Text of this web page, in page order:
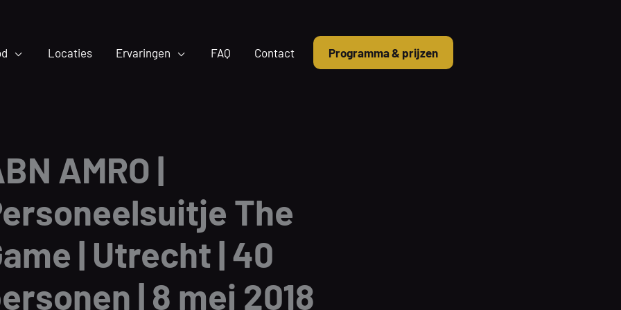
Locaties Ervaringen FAQ Contact Programma & prijzen
AMRO |
The
| Utrecht | 40
| 8 mei 2018